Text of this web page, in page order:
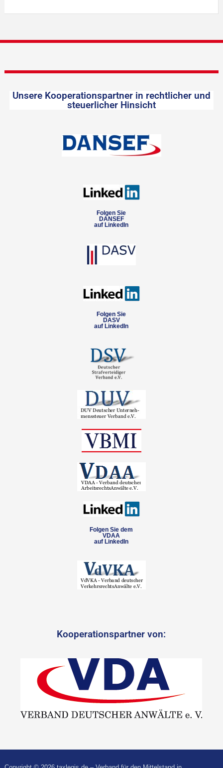
Unsere Kooperationspartner in rechtlicher und
steuerlicher Hinsicht
Folgen Sie
DANSEF
auf LinkedIn
Folgen Sie
DASV
auf LinkedIn
Folgen Sie dem
VDAA
auf LinkedIn
Kooperationspartner von: